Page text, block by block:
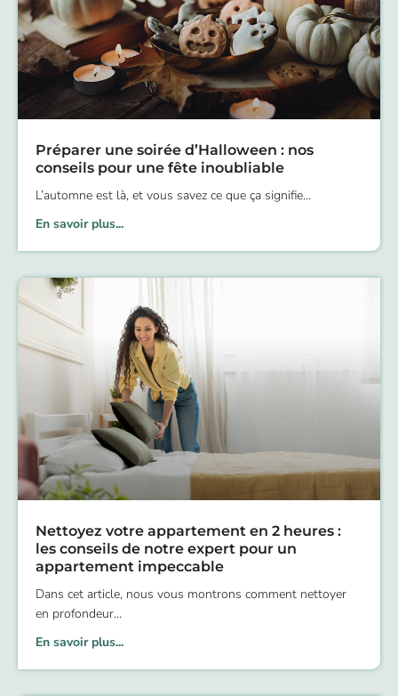
Préparer une soirée d’Halloween : nos
conseils pour une fête inoubliable
L’automne est là, et vous savez ce que ça signifie
En savoir plus...
Nettoyez votre appartement en 2 heures :
les conseils de notre expert pour un
appartement impeccable
Dans cet article, nous vous montrons comment nettoyer
en profondeur
En savoir plus...